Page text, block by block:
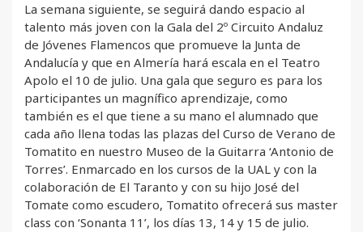
La semana siguiente, se seguirá dando espacio al
talento más joven con la Gala del 2º Circuito Andaluz
de Jóvenes Flamencos que promueve la Junta de
Andalucía y que en Almería hará escala en el Teatro
Apolo el 10 de julio. Una gala que seguro es para los
participantes un magnífico aprendizaje, como
también es el que tiene a su mano el alumnado que
cada año llena todas las plazas del Curso de Verano de
Tomatito en nuestro Museo de la Guitarra ‘Antonio de
Torres’. Enmarcado en los cursos de la UAL y con la
colaboración de El Taranto y con su hijo José del
Tomate como escudero, Tomatito ofrecerá sus master
class con ‘Sonanta 11’, los días 13, 14 y 15 de julio.